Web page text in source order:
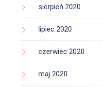
sierpień 2020
lipiec 2020
czerwiec 2020
maj 2020